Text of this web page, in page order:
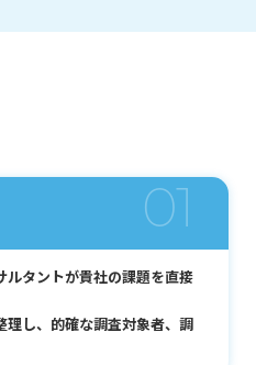
01
ルタントが貴社の課題を直接
理し、的確な調査対象者、調